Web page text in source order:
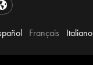
Français Italiano